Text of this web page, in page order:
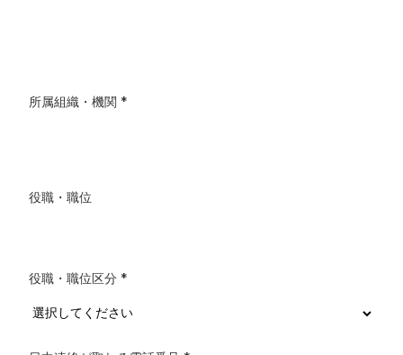
所属組織・機関 *
役職・職位
役職・職位区分 *